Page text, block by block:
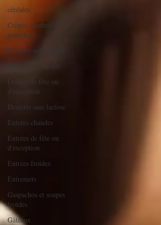
céréales
Crêpes, gaufres et
pancakes
Desserts au chocolat
Desserts aux fruits
Dessert de fête ou
d'exception
Desserts sans lactose
Entrées chaudes
Entrées de fête ou
d'exception
Entrées froides
Entremets
Gaspachos et soupes
froides
Gâteaux